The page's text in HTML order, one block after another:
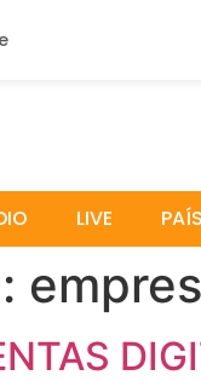
LIVE PAÍS